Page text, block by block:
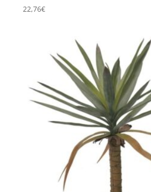
22,76€